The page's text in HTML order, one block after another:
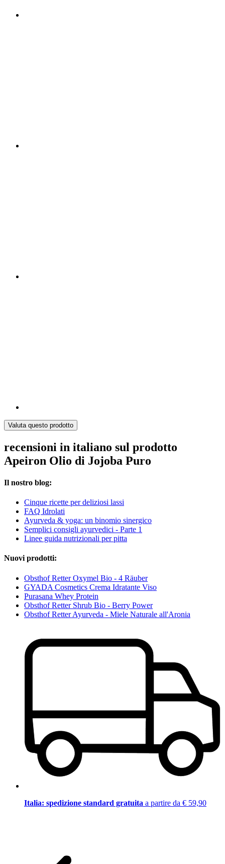
Valuta questo prodotto
recensioni in italiano sul prodotto
Apeiron Olio di Jojoba Puro
Il nostro blog:
Cinque ricette per deliziosi lassi
FAQ Idrolati
Ayurveda & yoga: un binomio sinergico
Semplici consigli ayurvedici - Parte 1
Linee guida nutrizionali per pitta
Nuovi prodotti:
Obsthof Retter Oxymel Bio - 4 Räuber
GYADA Cosmetics Crema Idratante Viso
Purasana Whey Protein
Obsthof Retter Shrub Bio - Berry Power
Obsthof Retter Ayurveda - Miele Naturale all'Aronia
Italia: spedizione standard gratuita a partire da € 59,90